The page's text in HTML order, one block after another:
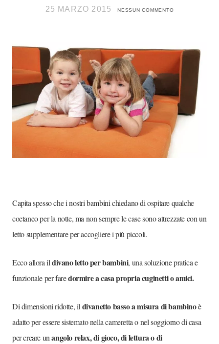
25 MARZO 2015 NESSUN COMMENTO
Capita spesso che i nostri bambini chiedano di ospitare qualche
coetaneo per la notte, ma non sempre le case sono attrezzate con un
letto supplementare per accogliere i più piccoli.
Ecco allora ildivano letto per bambini, una soluzione pratica e
funzionale per faredormire a casa propria cuginetti o amici.
Di dimensioni ridotte, il divanetto basso a misura di bambinoè
adatto per essere sistemato nella cameretta o nel soggiorno di casa
per creare unangolo relax, di gioco, di lettura o di